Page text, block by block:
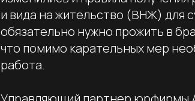
и вида на жительство (ВНЖ) для
обязательно нужно прожить в
что помимо карательных мер
работа.